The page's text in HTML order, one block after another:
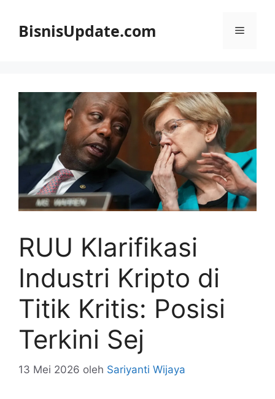
BisnisUpdate.com Menu
RUU Klarifikasi
Industri Kripto di
Titik Kritis: Posisi
Terkini Sej
13 Mei 2026 oleh Sariyanti Wijaya